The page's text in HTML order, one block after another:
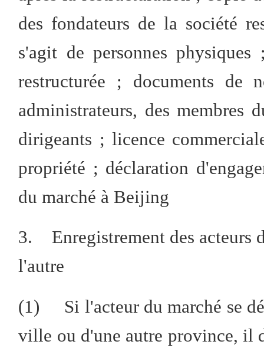
des fondateurs de la société
s'agit de personnes
restructurée ; documents de
administrateurs, des membres
dirigeants ; licence
propriété ; déclaration
du marché à Beijing
3. Enregistrement des acteurs
l'autre
(1)
Si l'acteur du marché se
ville ou d'une autre province, il